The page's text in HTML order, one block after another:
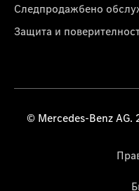
Следпродажбено
Защита и
© Mercedes-Benz AG.